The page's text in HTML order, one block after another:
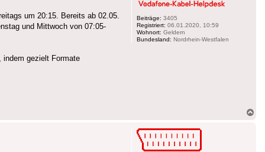
Beiträge: 3405
Registriert: 06.01.2020, 10:59
Wohnort: Geldern
Bundesland: Nordrhein-Westfalen
um 20:15. Bereits ab 02.05.
und Mittwoch von 07:05-
indem gezielt Formate